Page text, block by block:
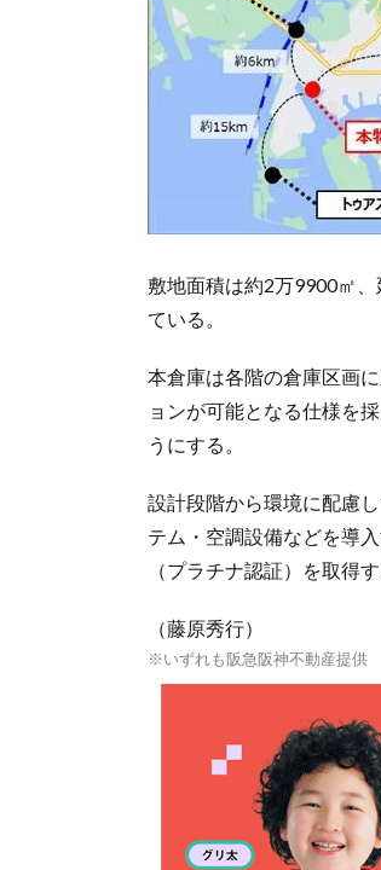
敷地面積は約2万9900㎡
ている。
本倉庫は各階の倉庫区画
ョンが可能となる仕様を
うにする。
設計段階から環境に配慮
テム・空調設備などを導
（プラチナ認証）を取得
（藤原秀行）
※いずれも阪急阪神不動産提供